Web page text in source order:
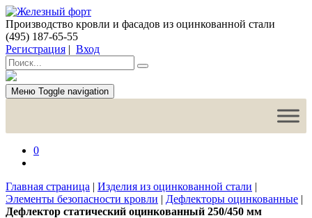
Производство кровли и фасадов из оцинкованной стали
(495) 187-65-55
Регистрация | Вход
Меню Toggle navigation
0
Главная страница | Изделия из оцинкованной стали |
Элементы безопасности кровли | Дефлекторы оцинкованные |
Дефлектор статический оцинкованный 250/450 мм